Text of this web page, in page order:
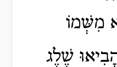
מִשְּׁמוֹ
שֶׁלֶג